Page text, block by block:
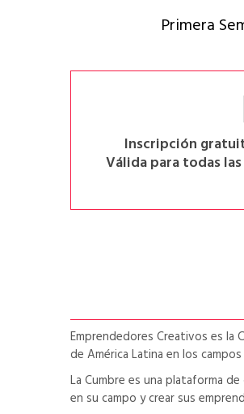
Primera
Inscripción
Válida para todas
Emprendedores Creativos es la
de América Latina en los
La Cumbre es una plataforma
en su campo y crear sus